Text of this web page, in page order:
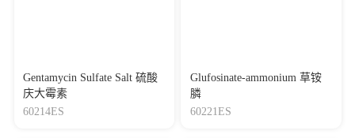
Gentamycin Sulfate Salt 硫酸
庆大霉素
60214ES
Glufosinate-ammonium 草铵
膦
60221ES